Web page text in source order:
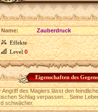
Name:
Zauberdruck
Effekte
Level0
Eigenschaften des
Angriff des Magiers lässt den
Schlag verpassen... Seine
schwächer.